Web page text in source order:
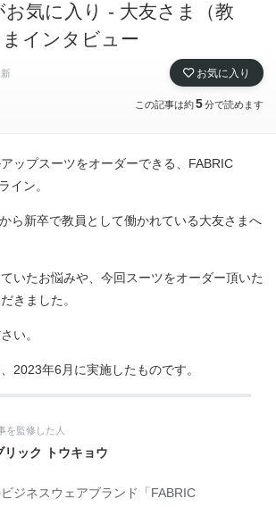
気に入り - 大友さま（教
インタビュー
お気に入り
この記事は約5分で読めます
ップスーツをオーダーできる、FABRIC
イン。
ら新卒で教員として働かれている大友さまへ
いたお悩みや、今回スーツをオーダー頂いた
きました。
い。
2023年6月に実施したものです。
を監修した人
リック トウキョウ
ジネスウェアブランド「FABRIC